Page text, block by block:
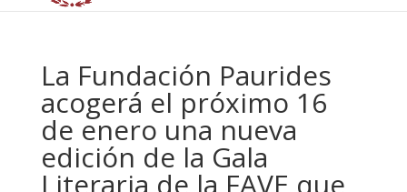
La Fundación Paurides
acogerá el próximo 16
de enero una nueva
edición de la Gala
Literaria de la FAVE que